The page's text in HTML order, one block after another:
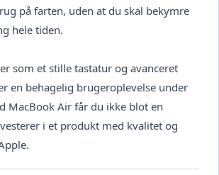
på farten, uden at du skal bekymre
hele tiden.
som et stille tastatur og avanceret
en behagelig brugeroplevelse under
MacBook Air får du ikke blot en
i et produkt med kvalitet og